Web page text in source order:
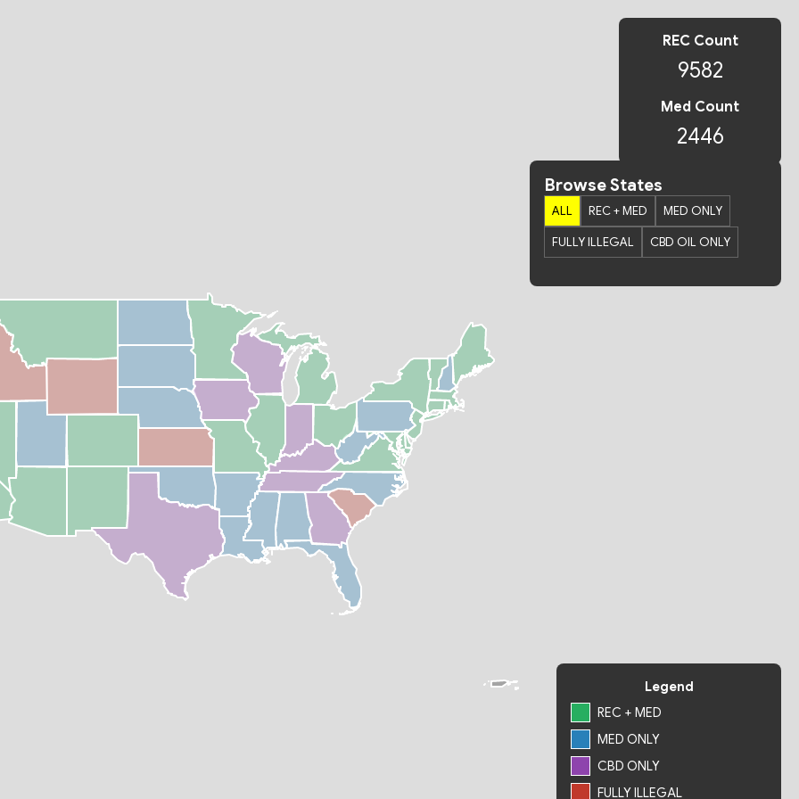
REC Count
9582
Med Count
2446
Browse States
ALL REC + MED MED ONLY
FULLY ILLEGAL CBD OIL ONLY
Legend
REC + MED
MED ONLY
CBD ONLY
FULLY ILLEGAL